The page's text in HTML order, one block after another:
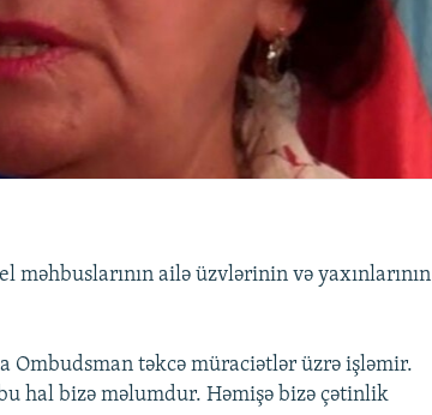
məhbuslarının ailə üzvlərinin və yaxınlarının
Ombudsman təkcə müraciətlər üzrə işləmir.
hal bizə məlumdur. Həmişə bizə çətinlik